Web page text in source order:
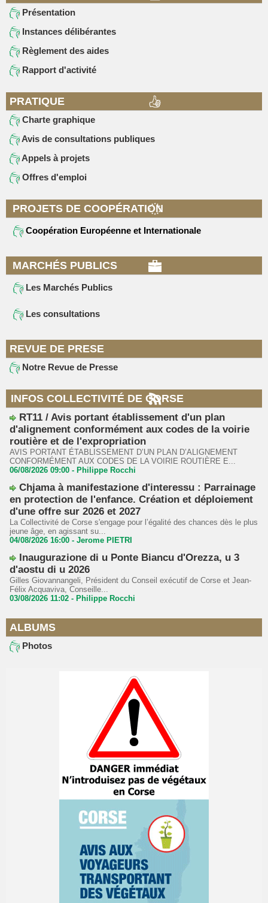
Présentation
Instances délibérantes
Règlement des aides
Rapport d'activité
PRATIQUE
Charte graphique
Avis de consultations publiques
Appels à projets
Offres d'emploi
PROJETS DE COOPÉRATION
Coopération Européenne et Internationale
MARCHÉS PUBLICS
Les Marchés Publics
Les consultations
REVUE DE PRESE
Notre Revue de Presse
INFOS COLLECTIVITÉ DE CORSE
RT11 / Avis portant établissement d'un plan
d'alignement conformément aux codes de la voirie
routière et de l'expropriation
AVIS PORTANT ÉTABLISSEMENT D’UN PLAN D’ALIGNEMENT
CONFORMÉMENT AUX CODES DE LA VOIRIE ROUTIÈRE E...
06/08/2026 09:00 - Philippe Rocchi
Chjama à manifestazione d'interessu : Parrainage
en protection de l'enfance. Création et déploiement
d'une offre sur 2026 et 2027
La Collectivité de Corse s'engage pour l’égalité des chances dès le plus
jeune âge, en agissant su...
04/08/2026 16:00 - Jerome PIETRI
Inaugurazione di u Ponte Biancu d'Orezza, u 3
d'aostu di u 2026
Gilles Giovannangeli, Président du Conseil exécutif de Corse et Jean-
Félix Acquaviva, Conseille...
03/08/2026 11:02 - Philippe Rocchi
ALBUMS
Photos